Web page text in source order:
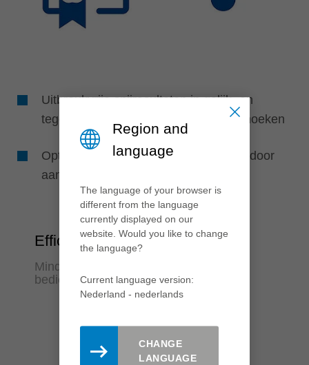
Uitbreukvrije snijresultaten in gelijk- en
tegenloop door geoptimaliseerde snijhoeken
Optimale resultaten in alle materialen door
aanpassing van de snijstof
Efficiëntie
Minder nabewerking, hoogste
bedieningsgemak
Region and
language
The language of your browser is
different from the language
currently displayed on our
website. Would you like to change
the language?
Current language version:
Nederland - nederlands
CHANGE
LANGUAGE